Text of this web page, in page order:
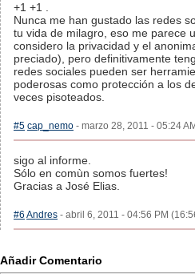
+1 +1 .
Nunca me han gustado las redes
tu vida de milagro, eso me parece
considero la privacidad y el
preciado), pero definitivamente
redes sociales pueden ser
poderosas como protección a los
veces pisoteados.
#5 cap_nemo - marzo 28, 2011 - 05:24
sigo al informe.
Sólo en comùn somos fuertes!
Gracias a José Elias.
#6 Andres - abril 6, 2011 - 04:56 PM
Añadir Comentario